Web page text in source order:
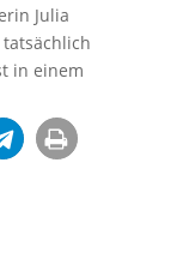
Julia
in einem